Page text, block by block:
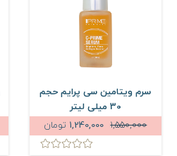
سرم ویتامین سی پرایم حجم
30 میلی لیتر
1,550,000
تومان